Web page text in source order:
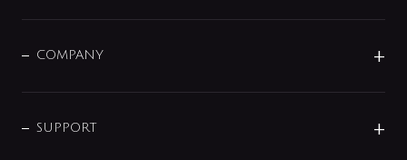
単水栓
分岐
COMPANY
企業理念
SUPPORT